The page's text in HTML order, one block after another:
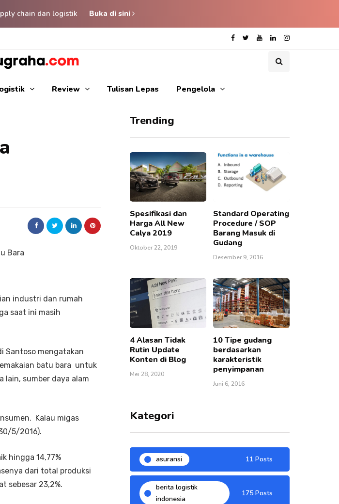
chain dan logistik Buka di sini
Review Tulisan Lepas Pengelola
industri dan rumah
saat ini masih
Santoso mengatakan
batu bara untuk
lain, sumber daya alam
Kalau migas
5/2016).
hingga 14,77%
dari total produksi
sebesar 23,2%.
Trending
Spesifikasi dan
Harga All New
Calya 2019
Oktober 22, 2019
Standard Operating
Procedure / SOP
Barang Masuk di
Gudang
Desember 9, 2016
4 Alasan Tidak
Rutin Update
Konten di Blog
Mei 28, 2020
10 Tipe gudang
berdasarkan
karakteristik
penyimpanan
Juni 6, 2016
Kategori
asuransi 11 Posts
berita logistik
indonesia
175 Posts